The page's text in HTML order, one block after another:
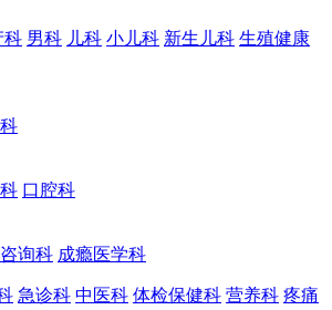
科 男科 儿科 小儿科 新生儿科 生殖健康
口腔科
询科 成瘾医学科
急诊科 中医科 体检保健科 营养科 疼痛